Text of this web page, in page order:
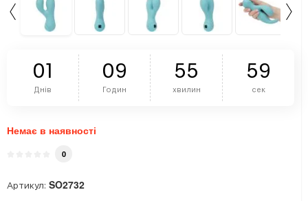
01
Днів
09
Годин
55
хвилин
59
сек
Немає в наявності
0
Артикул: SO2732